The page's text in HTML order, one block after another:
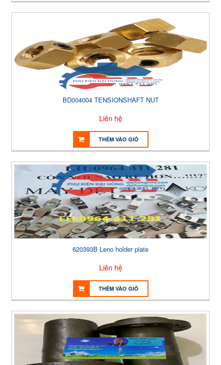
BD004004 TENSIONSHAFT NUT
Liên hệ
THÊM VÀO GIỎ
620393B Leno holder plate
Liên hệ
THÊM VÀO GIỎ